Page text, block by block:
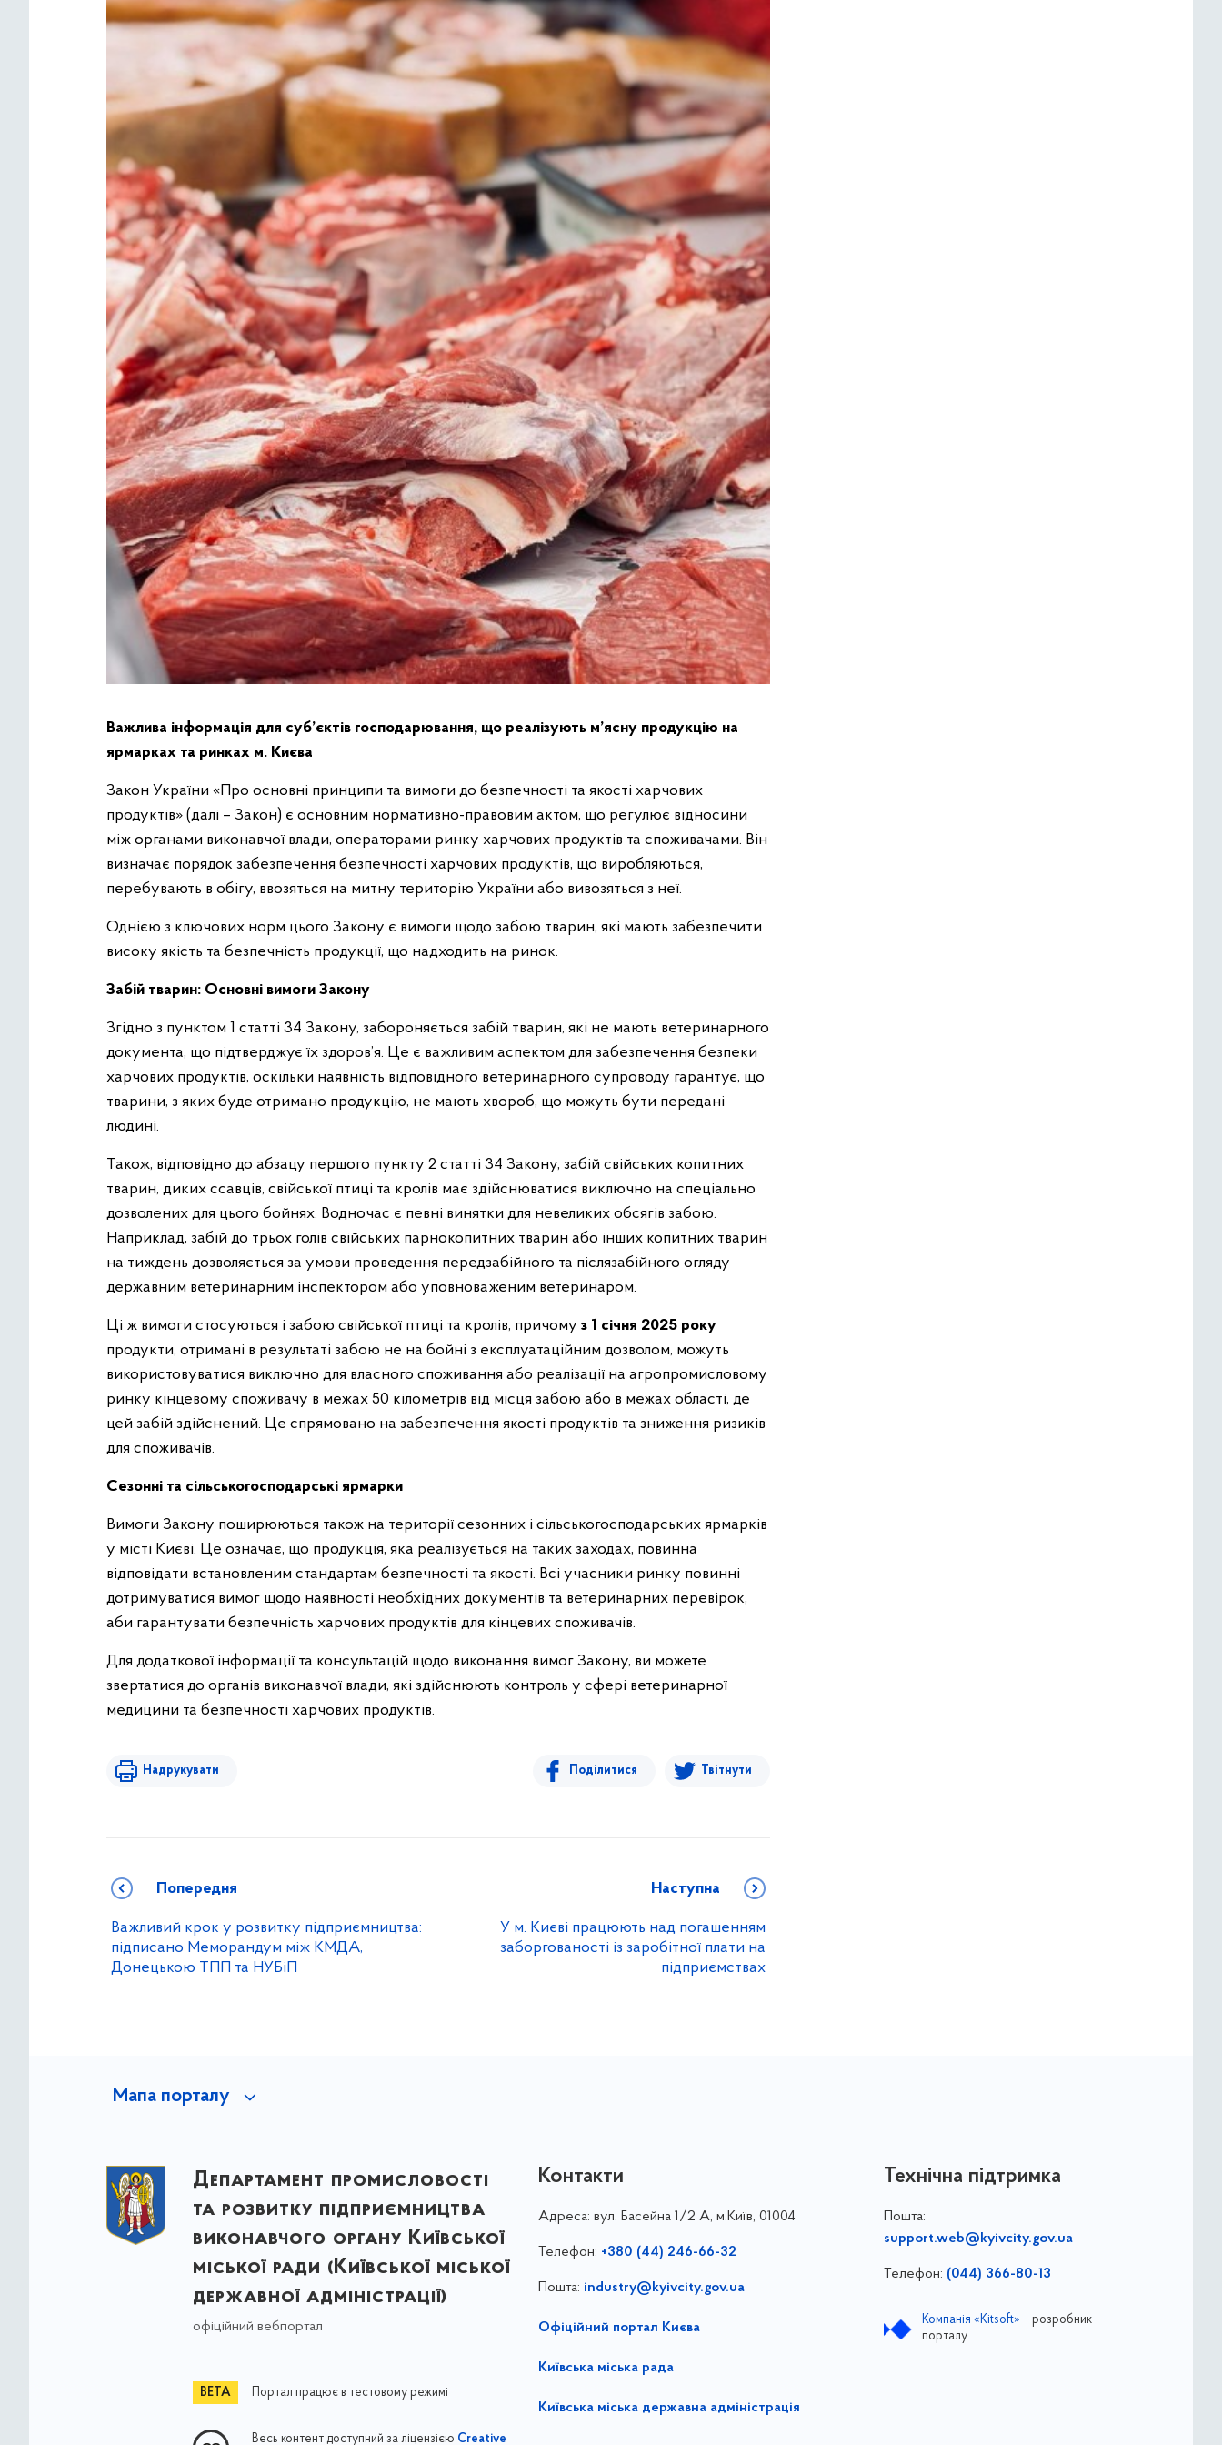
Важлива інформація для суб’єктів господарювання, що реалізують м’ясну продукцію на
ярмарках та ринках м. Києва
Закон України «Про основні принципи та вимоги до безпечності та якості харчових
продуктів» (далі – Закон) є основним нормативно-правовим актом, що регулює відносини
між органами виконавчої влади, операторами ринку харчових продуктів та споживачами. Він
визначає порядок забезпечення безпечності харчових продуктів, що виробляються,
перебувають в обігу, ввозяться на митну територію України або вивозяться з неї.
Однією з ключових норм цього Закону є вимоги щодо забою тварин, які мають забезпечити
високу якість та безпечність продукції, що надходить на ринок.
Забій тварин: Основні вимоги Закону
Згідно з пунктом 1 статті 34 Закону, забороняється забій тварин, які не мають ветеринарного
документа, що підтверджує їх здоров’я. Це є важливим аспектом для забезпечення безпеки
харчових продуктів, оскільки наявність відповідного ветеринарного супроводу гарантує, що
тварини, з яких буде отримано продукцію, не мають хвороб, що можуть бути передані
людині.
Також, відповідно до абзацу першого пункту 2 статті 34 Закону, забій свійських копитних
тварин, диких ссавців, свійської птиці та кролів має здійснюватися виключно на спеціально
дозволених для цього бойнях. Водночас є певні винятки для невеликих обсягів забою.
Наприклад, забій до трьох голів свійських парнокопитних тварин або інших копитних тварин
на тиждень дозволяється за умови проведення передзабійного та післязабійного огляду
державним ветеринарним інспектором або уповноваженим ветеринаром.
Ці ж вимоги стосуються і забою свійської птиці та кролів, причому з 1 січня 2025 року
продукти, отримані в результаті забою не на бойні з експлуатаційним дозволом, можуть
використовуватися виключно для власного споживання або реалізації на агропромисловому
ринку кінцевому споживачу в межах 50 кілометрів від місця забою або в межах області, де
цей забій здійснений. Це спрямовано на забезпечення якості продуктів та зниження ризиків
для споживачів.
Сезонні та сільськогосподарські ярмарки
Вимоги Закону поширюються також на території сезонних і сільськогосподарських ярмарків
у місті Києві. Це означає, що продукція, яка реалізується на таких заходах, повинна
відповідати встановленим стандартам безпечності та якості. Всі учасники ринку повинні
дотримуватися вимог щодо наявності необхідних документів та ветеринарних перевірок,
аби гарантувати безпечність харчових продуктів для кінцевих споживачів.
Для додаткової інформації та консультацій щодо виконання вимог Закону, ви можете
звертатися до органів виконавчої влади, які здійснюють контроль у сфері ветеринарної
медицини та безпечності харчових продуктів.
Надрукувати Поділитися Твітнути
Попередня
Важливий крок у розвитку підприємництва:
підписано Меморандум між КМДА,
Донецькою ТПП та НУБіП
Наступна
У м. Києві працюють над погашенням
заборгованості із заробітної плати на
підприємствах
Мапа порталу
Департамент промисловості
та розвитку підприємництва
виконавчого органу Київської
міської ради (Київської міської
державної адміністрації)
офіційний вебпортал
Портал працює в тестовому режимі
Весь контент доступний за ліцензією Creative
Контакти
Адреса: вул. Басейна 1/⁠2 А, м.Київ, 01004
Телефон: +380 (44) 246-66-32
Пошта: industry@kyivcity.gov.ua
Офіційний портал Києва
Київська міська рада
Київська міська державна адміністрація
Технічна підтримка
Пошта:
support.web@kyivcity.gov.ua
Телефон: (044) 366-80-13
Компанія «Kitsoft» – розробник
порталу